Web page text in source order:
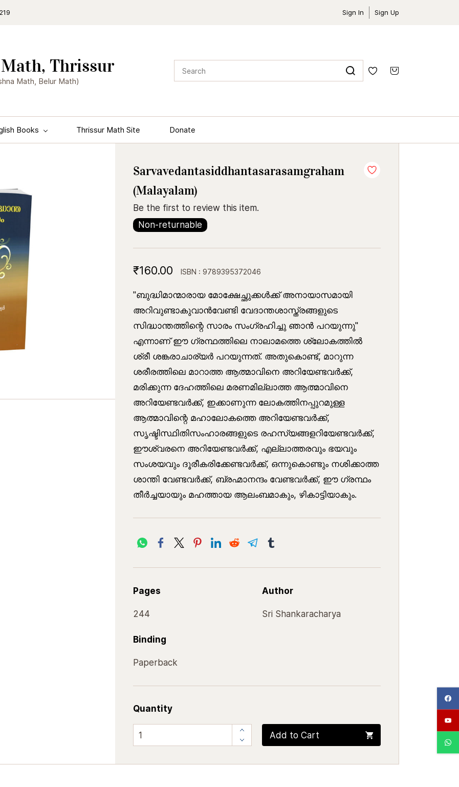
Sign In Sign Up
Thrissur
Math, Belur Math)
Books Thrissur Math Site Donate
Sarvavedantasiddhantasarasamgraham
(Malayalam)
Be the first to review this item.
Non-returnable
₹160.00 ISBN : 9789395372046
''ബുദ്ധിമാന്മാരായ മോക്ഷേച്ഛുക്കൾക്ക് അനായാസമായി
അറിവുണ്ടാകുവാൻവേണ്ടി വേദാന്തശാസ്ത്രങ്ങളുടെ
സിദ്ധാന്തത്തിന്റെ സാരം സംഗ്രഹിച്ചു ഞാൻ പറയുന്നു''
എന്നാണ് ഈ ഗ്രന്ഥത്തിലെ നാലാമത്തെ ശ്ലോകത്തിൽ
ശ്രീ ശങ്കരാചാര്യർ പറയുന്നത്. അതുകൊണ്ട്, മാറുന്ന
ശരീരത്തിലെ മാറാത്ത ആത്മാവിനെ അറിയേണ്ടവർക്ക്,
മരിക്കുന്ന ദേഹത്തിലെ മരണമില്ലാത്ത ആത്മാവിനെ
അറിയേണ്ടവർക്ക്, ഇക്കാണുന്ന ലോകത്തിനപ്പുറമുള്ള
ആത്മാവിന്റെ മഹാലോകത്തെ അറിയേണ്ടവർക്ക്,
സൃഷ്ടിസ്ഥിതിസംഹാരങ്ങളുടെ രഹസ്യങ്ങളറിയേണ്ടവർക്ക്,
ഈശ്വരനെ അറിയേണ്ടവർക്ക്, എല്ലാത്തരവും ഭയവും
സംശയവും ദൂരീകരിക്കേണ്ടവർക്ക്, ഒന്നുകൊണ്ടും നശിക്കാത്ത
ശാന്തി വേണ്ടവർക്ക്, ബ്രഹ്മാനന്ദം വേണ്ടവർക്ക്, ഈ ഗ്രന്ഥം
തീർച്ചയായും മഹത്തായ ആലംബമാകും, ഴികാട്ടിയാകും.
Pages
244
Author
Sri Shankaracharya
Binding
Paperback
Quantity
Add to Cart